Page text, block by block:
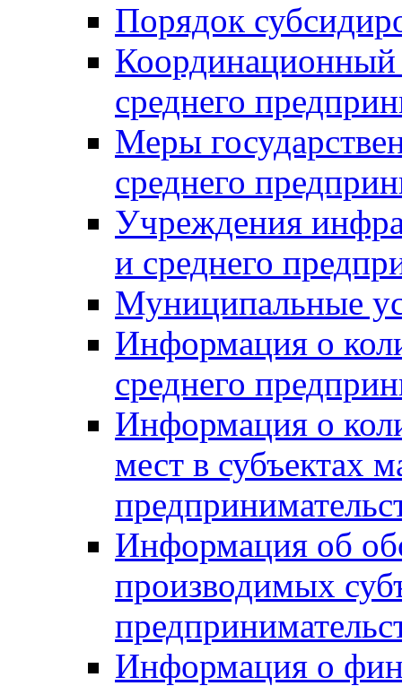
Порядок
Координационный
среднего
Меры
среднего
Учреждения
и среднего
Муниципальные
Информация о
среднего
Информация о
мест в субъектах
Информация об
производимых
Информация о